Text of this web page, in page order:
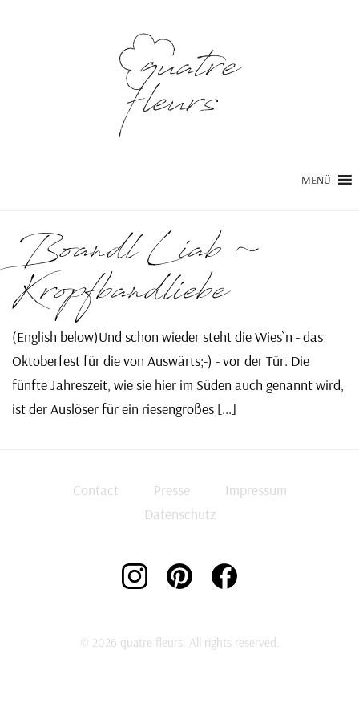
MENÜ
Boandl Liab ~
Kropfbandliebe
(English below)Und schon wieder steht die Wies`n - das
Oktoberfest für die von Auswärts;-) - vor der Tür. Die
fünfte Jahreszeit, wie sie hier im Süden auch genannt wird,
ist der Auslöser für ein riesengroßes [...]
Contact Presse
Impressum
Datenschutz
© 2026 quatre fleurs. All rights reserved.